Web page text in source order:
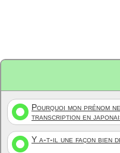
Pourquoi mon prénom
transcription en
Y a-t-il une façon bien